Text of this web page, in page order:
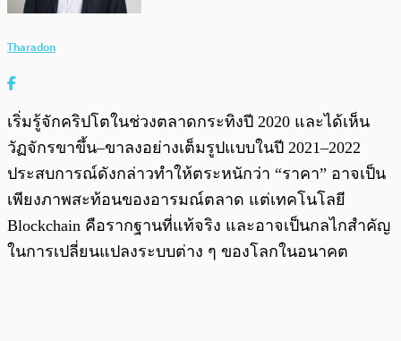
Tharadon
เริ่มรู้จักคริปโตในช่วงตลาดกระทิงปี 2020 และได้เห็น
วัฏจักรขาขึ้น–ขาลงอย่างเต็มรูปแบบในปี 2021–2022
ประสบการณ์ดังกล่าวทำให้ตระหนักว่า “ราคา” อาจเป็น
เพียงภาพสะท้อนของอารมณ์ตลาด แต่เทคโนโลยี
Blockchain คือรากฐานที่แท้จริง และอาจเป็นกลไกสำคัญ
ในการเปลี่ยนแปลงระบบต่าง ๆ ของโลกในอนาคต